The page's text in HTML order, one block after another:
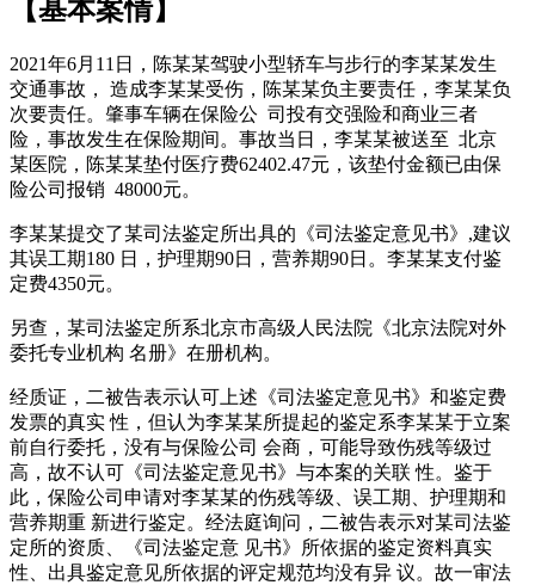
【基本案情】
2021年6月11日，陈某某驾驶小型轿车与步行的李某某发生
交通事故， 造成李某某受伤，陈某某负主要责任，李某某负
次要责任。肇事车辆在保险公 司投有交强险和商业三者
险，事故发生在保险期间。事故当日，李某某被送至 北京
某医院，陈某某垫付医疗费62402.47元，该垫付金额已由保
险公司报销 48000元。
李某某提交了某司法鉴定所出具的《司法鉴定意见书》,建议
其误工期180 日，护理期90日，营养期90日。李某某支付鉴
定费4350元。
另查，某司法鉴定所系北京市高级人民法院《北京法院对外
委托专业机构 名册》在册机构。
经质证，二被告表示认可上述《司法鉴定意见书》和鉴定费
发票的真实 性，但认为李某某所提起的鉴定系李某某于立案
前自行委托，没有与保险公司 会商，可能导致伤残等级过
高，故不认可《司法鉴定意见书》与本案的关联 性。鉴于
此，保险公司申请对李某某的伤残等级、误工期、护理期和
营养期重 新进行鉴定。经法庭询问，二被告表示对某司法鉴
定所的资质、《司法鉴定意 见书》所依据的鉴定资料真实
性、出具鉴定意见所依据的评定规范均没有异 议。故一审法